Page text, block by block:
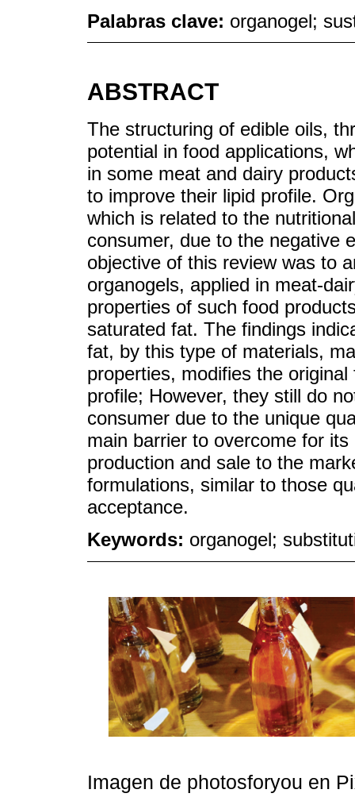
Palabras clave: organogel;
ABSTRACT
The structuring of edible oils,
potential in food applications,
in some meat and dairy
to improve their lipid profile.
which is related to the
consumer, due to the negative
objective of this review was to
organogels, applied in meat-
properties of such food
saturated fat. The findings
fat, by this type of materials,
properties, modifies the
profile; However, they still do
consumer due to the unique
main barrier to overcome for
production and sale to the
formulations, similar to those
acceptance.
Keywords: organogel;
Imagen de photosforyou en